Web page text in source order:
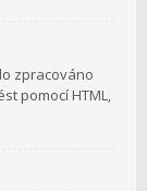
zpracováno
pomocí HTML,